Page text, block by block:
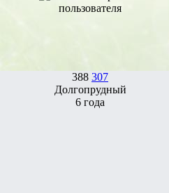
388 307
Долгопрудный
6 года